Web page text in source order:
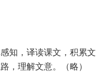
知，译读课文，积累文
，理解文意。（略）